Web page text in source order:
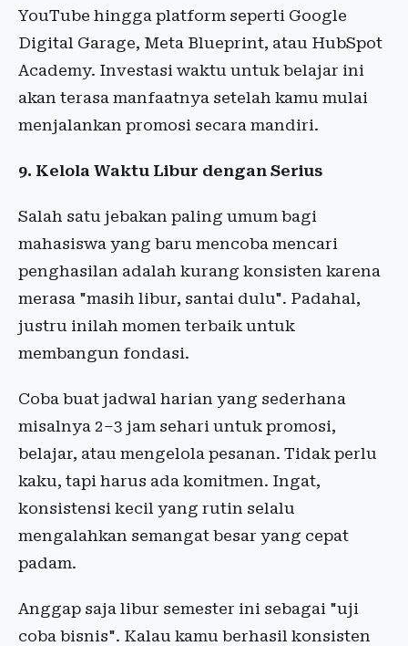
YouTube hingga platform seperti Google
Digital Garage, Meta Blueprint, atau HubSpot
Academy. Investasi waktu untuk belajar ini
akan terasa manfaatnya setelah kamu mulai
menjalankan promosi secara mandiri.
9. Kelola Waktu Libur dengan Serius
Salah satu jebakan paling umum bagi
mahasiswa yang baru mencoba mencari
penghasilan adalah kurang konsisten karena
merasa "masih libur, santai dulu". Padahal,
justru inilah momen terbaik untuk
membangun fondasi.
Coba buat jadwal harian yang sederhana
misalnya 2–3 jam sehari untuk promosi,
belajar, atau mengelola pesanan. Tidak perlu
kaku, tapi harus ada komitmen. Ingat,
konsistensi kecil yang rutin selalu
mengalahkan semangat besar yang cepat
padam.
Anggap saja libur semester ini sebagai "uji
coba bisnis". Kalau kamu berhasil konsisten